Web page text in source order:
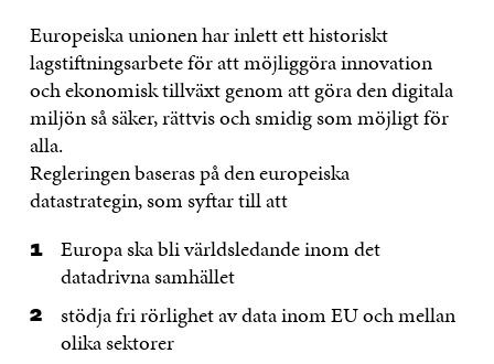
Europeiska unionen har inlett ett historiskt
lagstiftningsarbete för att möjliggöra innovation
och ekonomisk tillväxt genom att göra den digitala
miljön så säker, rättvis och smidig som möjligt för
alla.
Regleringen baseras på den europeiska
datastrategin, som syftar till att
Europa ska bli världsledande inom det
datadrivna samhället
stödja fri rörlighet av data inom EU och mellan
olika sektorer